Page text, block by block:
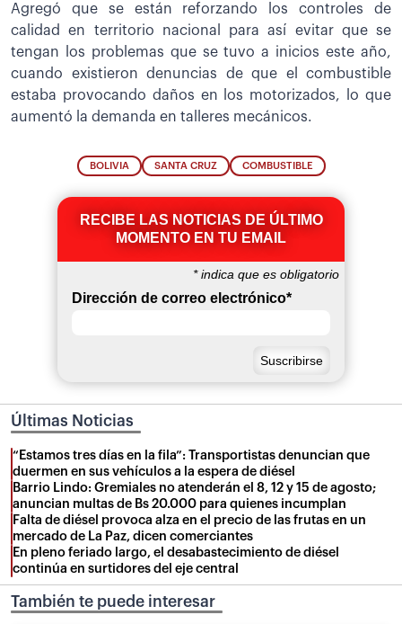
Agregó que se están reforzando los controles de
calidad en territorio nacional para así evitar que se
tengan los problemas que se tuvo a inicios este año,
cuando existieron denuncias de que el combustible
estaba provocando daños en los motorizados, lo que
aumentó la demanda en talleres mecánicos.
BOLIVIA SANTA CRUZ COMBUSTIBLE
RECIBE LAS NOTICIAS DE ÚLTIMO
MOMENTO EN TU EMAIL
*indica que es obligatorio
Dirección de correo electrónico*
Últimas Noticias
“Estamos tres días en la fila”: Transportistas denuncian que
duermen en sus vehículos a la espera de diésel
Barrio Lindo: Gremiales no atenderán el 8, 12 y 15 de agosto;
anuncian multas de Bs 20.000 para quienes incumplan
Falta de diésel provoca alza en el precio de las frutas en un
mercado de La Paz, dicen comerciantes
En pleno feriado largo, el desabastecimiento de diésel
continúa en surtidores del eje central
También te puede interesar